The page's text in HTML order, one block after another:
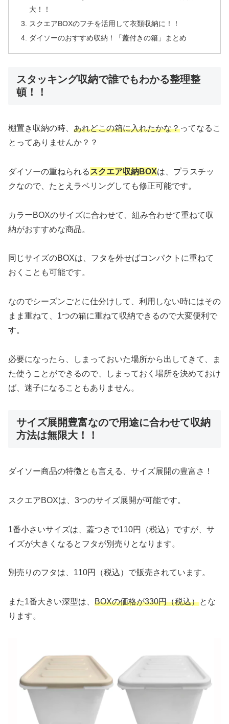
大！！
スクエアBOXのフチを活用して衣類収納に！！
ダイソーのおすすめ収納！「蓋付きの箱」まとめ
スタッキング収納で誰でもわかる整理整
頓！！
棚置き収納の時、 あれどこの箱に入れたかな？ってなるこ
とってありませんか？？
ダイソーの重ねられる スクエア収納BOXは、プラスチッ
クなので、たとえラベリングしても修正可能です。
カラーBOXのサイズに合わせて、組み合わせて重ねて収
納がおすすめな商品。
同じサイズのBOXは、フタを外せばコンパクトに重ねて
おくことも可能です。
なのでシーズンごとに仕分けして、利用しない時にはその
まま重ねて、1つの箱に重ねて収納できるので大変便利で
す。
必要になったら、しまっておいた場所から出してきて、ま
た使うことができるので、しまっておく場所を決めておけ
ば、迷子になることもありません。
サイズ展開豊富なので用途に合わせて収納
方法は無限大！！
ダイソー商品の特徴とも言える、サイズ展開の豊富さ！
スクエアBOXは、3つのサイズ展開が可能です。
1番小さいサイズは、蓋つきで110円（税込）ですが、サ
イズが大きくなるとフタが別売りとなります。
別売りのフタは、110円（税込）で販売されています。
また1番大きい深型は、 BOXの価格が330円（税込）とな
ります。